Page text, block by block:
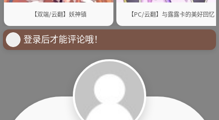
【双端/云翻】妖神镇 【PC/云翻】与露露卡的美好回忆
登录后才能评论哦！